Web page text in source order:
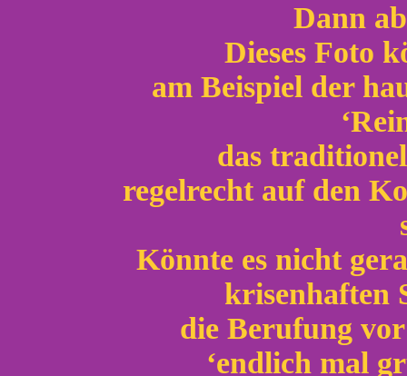
Dann
Dieses Foto
am Beispiel der
das
regelrecht auf den
Könnte es nicht
krisenhaften
die Berufung
‘endlich mal